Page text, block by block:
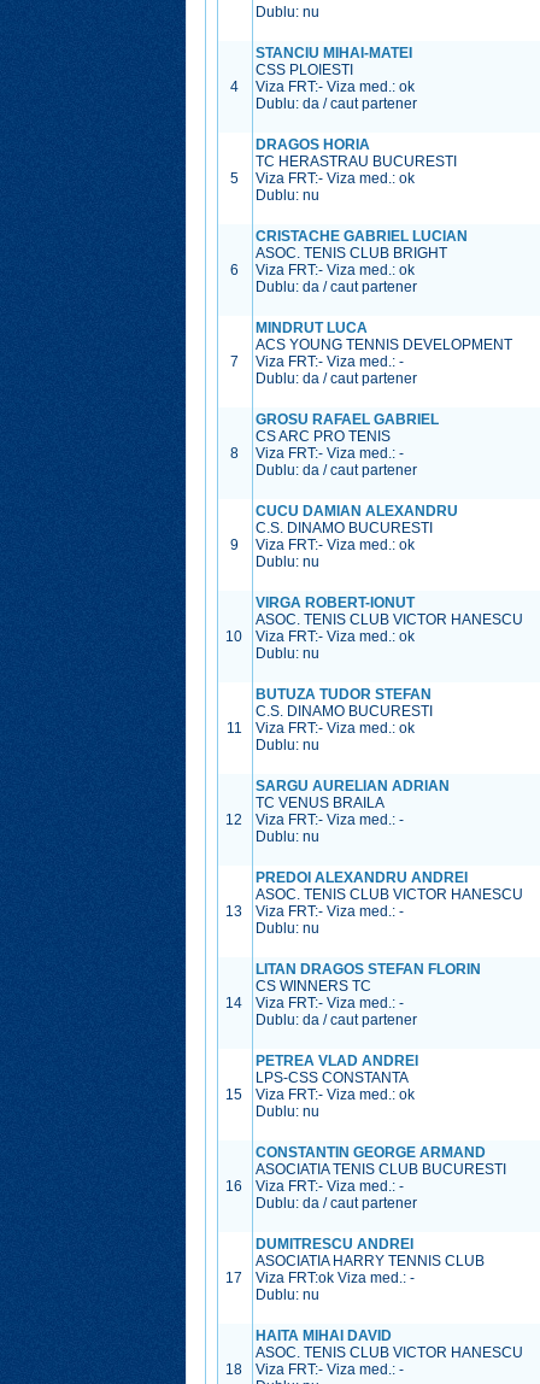
Dublu: nu
4
STANCIU MIHAI-MATEI
CSS PLOIESTI
Viza FRT:- Viza med.:ok
Dublu: da / caut partener
5
DRAGOS HORIA
TC HERASTRAU BUCURESTI
Viza FRT:- Viza med.:ok
Dublu: nu
6
CRISTACHE GABRIEL LUCIAN
ASOC. TENIS CLUB BRIGHT
Viza FRT:- Viza med.:ok
Dublu: da / caut partener
7
MINDRUT LUCA
ACS YOUNG TENNIS DEVELOPMENT
Viza FRT:- Viza med.:-
Dublu: da / caut partener
8
GROSU RAFAEL GABRIEL
CS ARC PRO TENIS
Viza FRT:- Viza med.:-
Dublu: da / caut partener
9
CUCU DAMIAN ALEXANDRU
C.S. DINAMO BUCURESTI
Viza FRT:- Viza med.:ok
Dublu: nu
10
VIRGA ROBERT-IONUT
ASOC. TENIS CLUB VICTOR HANESCU
Viza FRT:- Viza med.:ok
Dublu: nu
11
BUTUZA TUDOR STEFAN
C.S. DINAMO BUCURESTI
Viza FRT:- Viza med.:ok
Dublu: nu
12
SARGU AURELIAN ADRIAN
TC VENUS BRAILA
Viza FRT:- Viza med.:-
Dublu: nu
13
PREDOI ALEXANDRU ANDREI
ASOC. TENIS CLUB VICTOR HANESCU
Viza FRT:- Viza med.:-
Dublu: nu
14
LITAN DRAGOS STEFAN FLORIN
CS WINNERS TC
Viza FRT:- Viza med.:-
Dublu: da / caut partener
15
PETREA VLAD ANDREI
LPS-CSS CONSTANTA
Viza FRT:- Viza med.:ok
Dublu: nu
16
CONSTANTIN GEORGE ARMAND
ASOCIATIA TENIS CLUB BUCURESTI
Viza FRT:- Viza med.:-
Dublu: da / caut partener
17
DUMITRESCU ANDREI
ASOCIATIA HARRY TENNIS CLUB
Viza FRT:ok Viza med.:-
Dublu: nu
18
HAITA MIHAI DAVID
ASOC. TENIS CLUB VICTOR HANESCU
Viza FRT:- Viza med.:-